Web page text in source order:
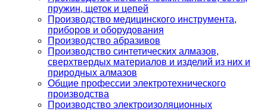
пружин, щеток и цепей
Производство медицинского инструмента,
приборов и оборудования
Производство абразивов
Производство синтетических алмазов,
сверхтвердых материалов и изделий из них и
природных алмазов
Общие профессии электротехнического
производства
Производство электроизоляционных